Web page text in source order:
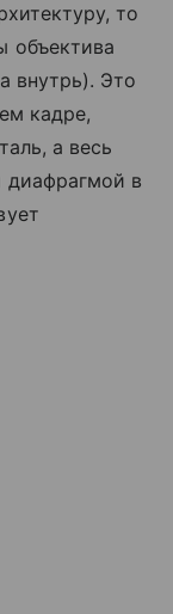
то
объектива
внутрь). Это
кадре,
а весь
диафрагмой в